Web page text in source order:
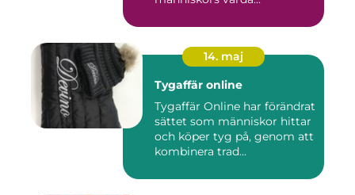
14. maj
Tygaffär online
Tygaffär Online har förändrat
sättet som människor hittar
och köper tyg på, genom att
kombinera trad...